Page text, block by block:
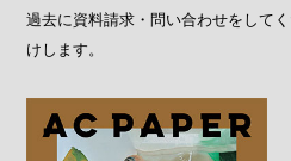
過去に資料請求・問い合わせをして
けします。